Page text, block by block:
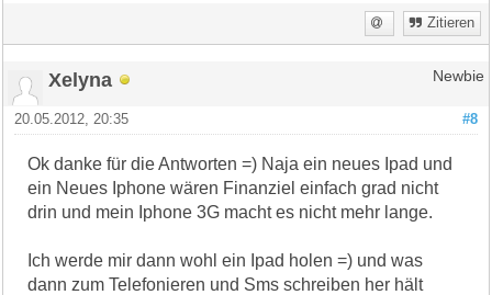
Zitieren
Xelyna Newbie
#8
20.05.2012, 20:35
Ok danke für die Antworten =) Naja ein neues Ipad und
ein Neues Iphone wären Finanziel einfach grad nicht
drin und mein Iphone 3G macht es nicht mehr lange.
Ich werde mir dann wohl ein Ipad holen =) und was
dann zum Telefonieren und Sms schreiben her hält